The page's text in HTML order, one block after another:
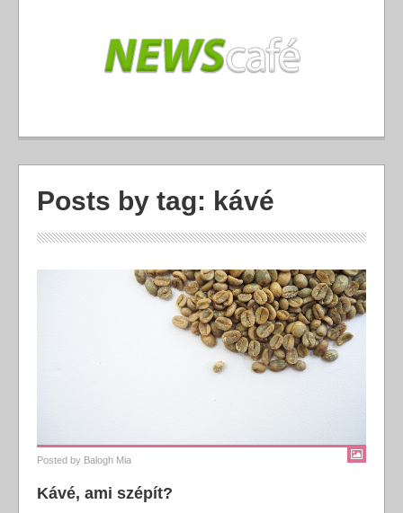
Posts by tag: kávé
Posted by Balogh Mia
Kávé, ami szépít?